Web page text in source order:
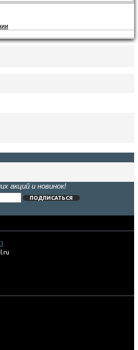
акций и новинок!
ПОДПИСАТЬСЯ